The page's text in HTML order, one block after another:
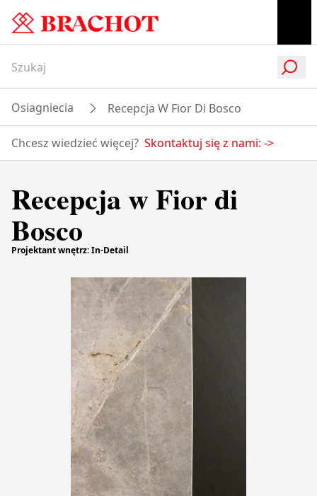
Osiagniecia Recepcja W Fior Di Bosco
Chcesz wiedzieć więcej? Skontaktuj się z nami: ->
Recepcja w Fior di
Bosco
Projektant wnętrz: In-Detail